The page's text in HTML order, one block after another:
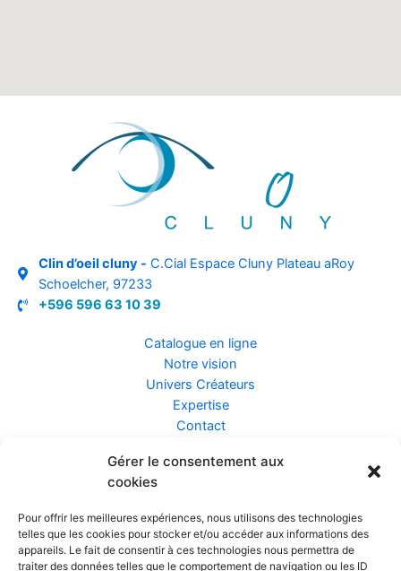
Gérer le consentement aux
cookies
Pour offrir les meilleures expériences, nous utilisons des technologies
telles que les cookies pour stocker et/ou accéder aux informations des
appareils. Le fait de consentir à ces technologies nous permettra de
traiter des données telles que le comportement de navigation ou les ID
Clin d’oeil cluny - C.Cial Espace Cluny Plateau aRoy
Schoelcher, 97233
+596 596 63 10 39
Catalogue en ligne
Notre vision
Univers Créateurs
Expertise
Contact
Assurance ZEN
Confidentialité et Données
Conditions Générales de Vente